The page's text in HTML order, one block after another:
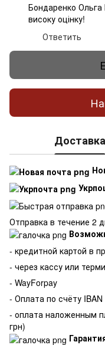
Бондаренко Ольга
високу оцінку!
Ответить
Доставка
Отправка в течение 2
- кредитной картой в
- через кассу или
- WayForpay
- Оплата по счёту IBAN
- оплата наложенным
грн)